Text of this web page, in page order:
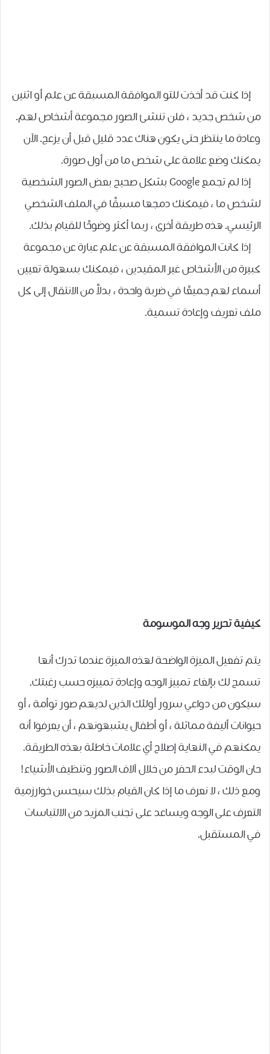
إذا كنت قد أخذت للتو الموافقة المسبقة عن علم أو اثنين
من شخص جديد ، فلن تنشئ الصور مجموعة أشخاص لهم.
وعادة ما ينتظر حتى يكون هناك عدد قليل قبل أن يزعج. الآن
يمكنك وضع علامة على شخص ما من أول صورة.
إذا لم تجمع Google بشكل صحيح بعض الصور الشخصية
لشخص ما ، فيمكنك دمجها مسبقًا في الملف الشخصي
الرئيسي. هذه طريقة أخرى ، ربما أكثر وضوحًا للقيام بذلك.
إذا كانت الموافقة المسبقة عن علم عبارة عن مجموعة
كبيرة من الأشخاص غير المقيدين ، فيمكنك بسهولة تعيين
أسماء لهم جميعًا في ضربة واحدة ، بدلاً من الانتقال إلى كل
ملف تعريف وإعادة تسمية.
كيفية تحرير وجه الموسومة
يتم تفعيل الميزة الواضحة لهذه الميزة عندما تدرك أنها
تسمح لك بإلغاء تمييز الوجه وإعادة تمييزه حسب رغبتك.
سيكون من دواعي سرور أولئك الذين لديهم صور توأمة ، أو
حيوانات أليفة مماثلة ، أو أطفال يشبهونهم ، أن يعرفوا أنه
يمكنهم في النهاية إصلاح أي علامات خاطئة بهذه الطريقة.
حان الوقت لبدء الحفر من خلال آلاف الصور وتنظيف الأشياء!
ومع ذلك ، لا نعرف ما إذا كان القيام بذلك سيحسن خوارزمية
التعرف على الوجه ويساعد على تجنب المزيد من الالتباسات
في المستقبل.